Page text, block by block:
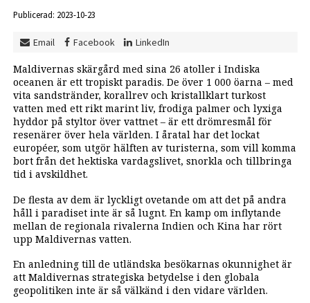
Publicerad: 2023-10-23
Email Facebook LinkedIn
Maldivernas skärgård med sina 26 atoller i Indiska
oceanen är ett tropiskt paradis. De över 1 000 öarna – med
vita sandstränder, korallrev och kristallklart turkost
vatten med ett rikt marint liv, frodiga palmer och lyxiga
hyddor på styltor över vattnet – är ett drömresmål för
resenärer över hela världen. I åratal har det lockat
européer, som utgör hälften av turisterna, som vill komma
bort från det hektiska vardagslivet, snorkla och tillbringa
tid i avskildhet.
De flesta av dem är lyckligt ovetande om att det på andra
håll i paradiset inte är så lugnt. En kamp om inflytande
mellan de regionala rivalerna Indien och Kina har rört
upp Maldivernas vatten.
En anledning till de utländska besökarnas okunnighet är
att Maldivernas strategiska betydelse i den globala
geopolitiken inte är så välkänd i den vidare världen.